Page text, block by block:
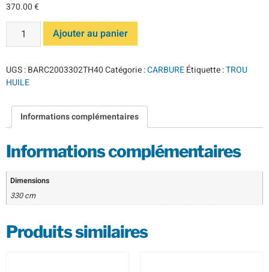
370.00€
Ajouter au panier
UGS :BARC2003302TH40Catégorie :CARBUREÉtiquette :TROU
HUILE
Informations complémentaires
Informations complémentaires
Dimensions
330 cm
Produits similaires